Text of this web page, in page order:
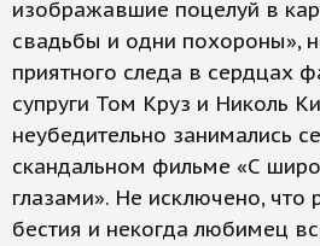
изображавшие поцелуй в
свадьбы и одни похороны»,
приятного следа в сердцах
супруги Том Круз и Николь
неубедительно занимались
скандальном фильме «С
глазами». Не исключено, что
бестия и некогда любимец